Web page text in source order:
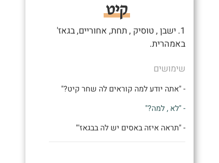
קיט
1. ישבן , טוסיק , תחת, אחוריים, בגאז'
באמהרית.
שימושים
- "אתה יודע למה קוראים לה שחר קיט?"
- "לא , למה?"
- "תראה איזה באסים יש לה בבגאז'"